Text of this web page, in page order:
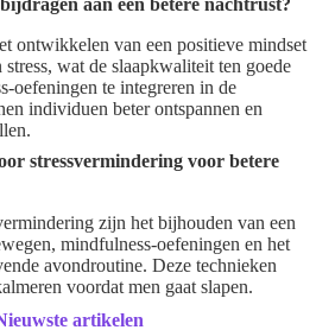
aan een betere nachtrust?
ontwikkelen van een positieve mindset
wat de slaapkwaliteit ten goede
oefeningen te integreren in de
individuen beter ontspannen en
stressvermindering voor betere
zijn het bijhouden van een
mindfulness-oefeningen en het
avondroutine. Deze technieken
voordat men gaat slapen.
artikelen